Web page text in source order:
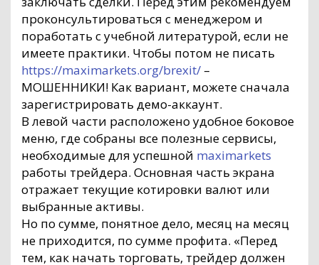
проконсультироваться с менеджером и
поработать с учебной литературой, если не
имеете практики. Чтобы потом не писать
https://maximarkets.org/brexit/ –
МОШЕННИКИ! Как вариант, можете сначала
зарегистрировать демо-аккаунт.
В левой части расположено удобное боковое
меню, где собраны все полезные сервисы,
необходимые для успешной maximarkets
работы трейдера. Основная часть экрана
отражает текущие котировки валют или
выбранные активы.
Но по сумме, понятное дело, месяц на месяц
не приходится, по сумме профита. «Перед
тем, как начать торговать, трейдер должен